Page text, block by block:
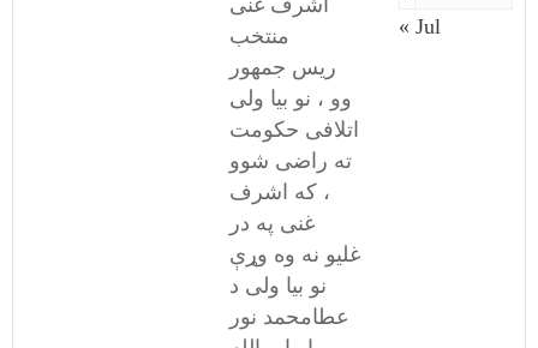
اشرف غنی
منتخب
ریس جمهور
وو ، نو بیا ولی
اتلافی حکومت
ته راضی شوو
، که اشرف
غنی په در
غلیو نه وه وړې
نو بیا ولی د
عطامحمد نور
« Jul